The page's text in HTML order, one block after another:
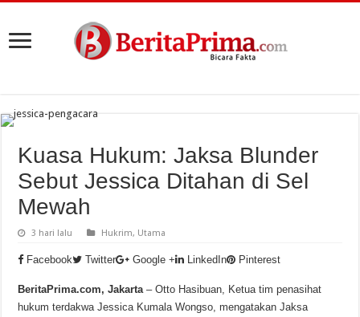
Kuasa Hukum: Jaksa Blunder
Sebut Jessica Ditahan di Sel
Mewah
3 hari lalu Hukrim, Utama
Facebook Twitter Google + LinkedIn Pinterest
BeritaPrima.com, Jakarta – Otto Hasibuan, Ketua tim penasihat
hukum terdakwa Jessica Kumala Wongso, mengatakan Jaksa